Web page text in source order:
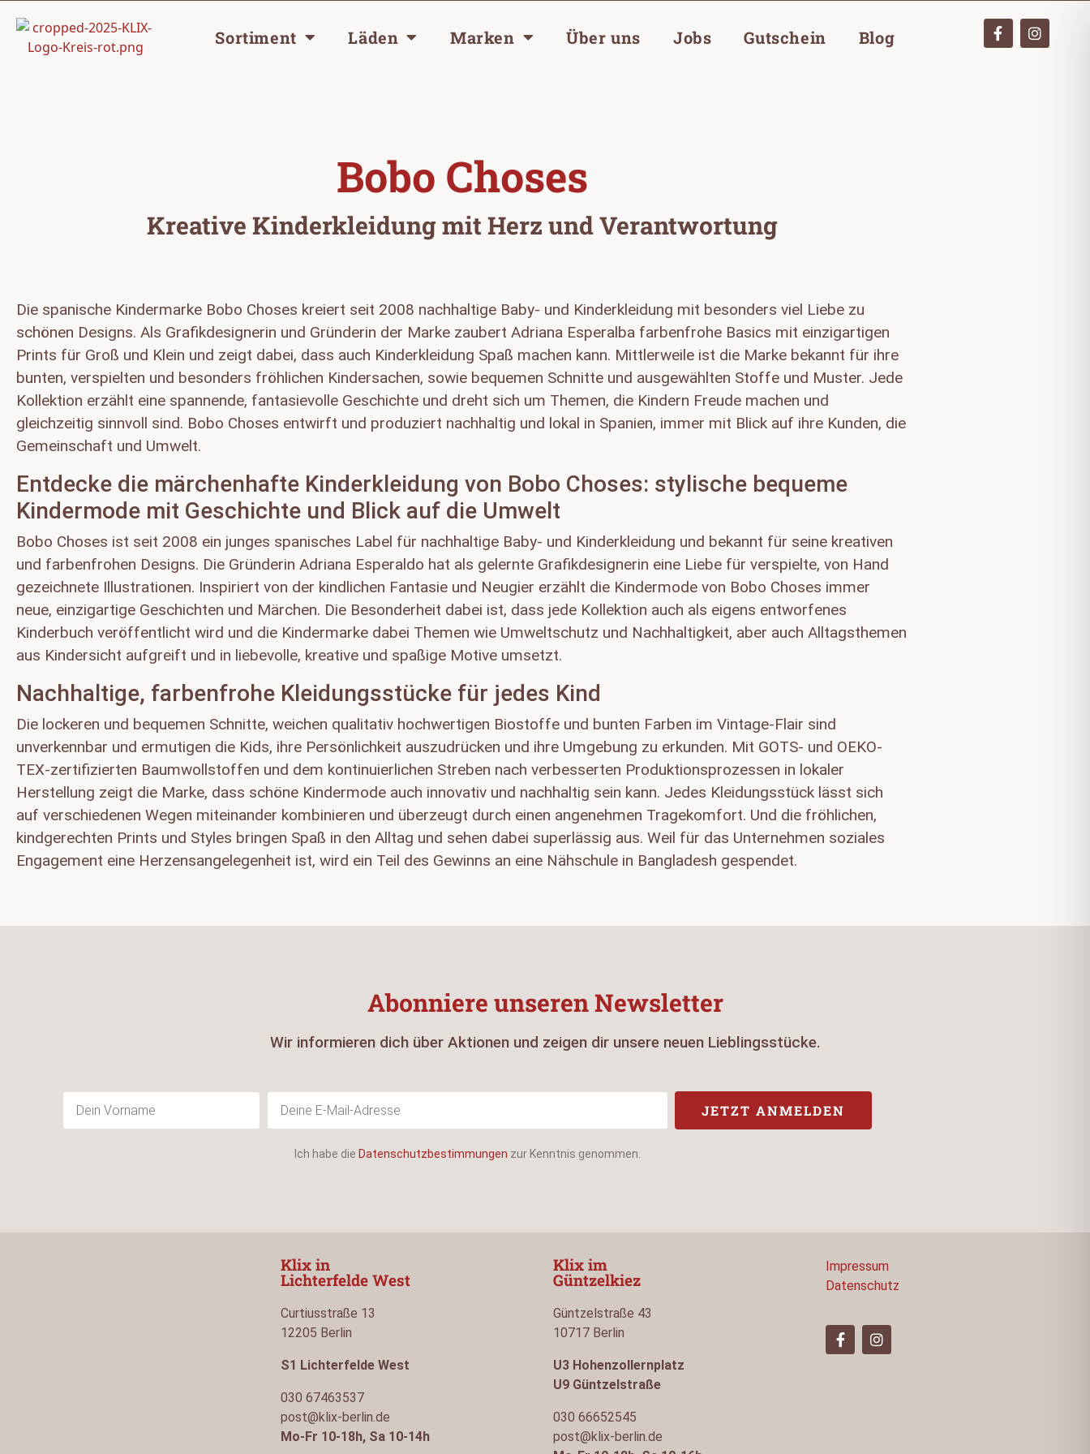
Sortiment Läden Marken Über uns Jobs Gutschein Blog
Bobo Choses
Kreative Kinderkleidung mit Herz und Verantwortung
Die spanische Kindermarke Bobo Choses kreiert seit 2008 nachhaltige Baby- und Kinderkleidung mit besonders viel Liebe zu
schönen Designs. Als Grafikdesignerin und Gründerin der Marke zaubert Adriana Esperalba farbenfrohe Basics mit einzigartigen
Prints für Groß und Klein und zeigt dabei, dass auch Kinderkleidung Spaß machen kann. Mittlerweile ist die Marke bekannt für ihre
bunten, verspielten und besonders fröhlichen Kindersachen, sowie bequemen Schnitte und ausgewählten Stoffe und Muster. Jede
Kollektion erzählt eine spannende, fantasievolle Geschichte und dreht sich um Themen, die Kindern Freude machen und
gleichzeitig sinnvoll sind. Bobo Choses entwirft und produziert nachhaltig und lokal in Spanien, immer mit Blick auf ihre Kunden, die
Gemeinschaft und Umwelt.
Entdecke die märchenhafte Kinderkleidung von Bobo Choses: stylische bequeme
Kindermode mit Geschichte und Blick auf die Umwelt
Bobo Choses ist seit 2008 ein junges spanisches Label für nachhaltige Baby- und Kinderkleidung und bekannt für seine kreativen
und farbenfrohen Designs. Die Gründerin Adriana Esperaldo hat als gelernte Grafikdesignerin eine Liebe für verspielte, von Hand
gezeichnete Illustrationen. Inspiriert von der kindlichen Fantasie und Neugier erzählt die Kindermode von Bobo Choses immer
neue, einzigartige Geschichten und Märchen. Die Besonderheit dabei ist, dass jede Kollektion auch als eigens entworfenes
Kinderbuch veröffentlicht wird und die Kindermarke dabei Themen wie Umweltschutz und Nachhaltigkeit, aber auch Alltagsthemen
aus Kindersicht aufgreift und in liebevolle, kreative und spaßige Motive umsetzt.
Nachhaltige, farbenfrohe Kleidungsstücke für jedes Kind
Die lockeren und bequemen Schnitte, weichen qualitativ hochwertigen Biostoffe und bunten Farben im Vintage-Flair sind
unverkennbar und ermutigen die Kids, ihre Persönlichkeit auszudrücken und ihre Umgebung zu erkunden. Mit GOTS- und OEKO-
TEX-zertifizierten Baumwollstoffen und dem kontinuierlichen Streben nach verbesserten Produktionsprozessen in lokaler
Herstellung zeigt die Marke, dass schöne Kindermode auch innovativ und nachhaltig sein kann. Jedes Kleidungsstück lässt sich
auf verschiedenen Wegen miteinander kombinieren und überzeugt durch einen angenehmen Tragekomfort. Und die fröhlichen,
kindgerechten Prints und Styles bringen Spaß in den Alltag und sehen dabei superlässig aus. Weil für das Unternehmen soziales
Engagement eine Herzensangelegenheit ist, wird ein Teil des Gewinns an eine Nähschule in Bangladesh gespendet.
Abonniere unseren Newsletter
Wir informieren dich über Aktionen und zeigen dir unsere neuen Lieblingsstücke.
JETZT ANMELDEN
Ich habe die Datenschutzbestimmungen zur Kenntnis genommen.
Klix in
Lichterfelde West
Curtiusstraße 13
12205 Berlin
S1 Lichterfelde West
030 67463537
post@klix-berlin.de
Mo-Fr 10-18h, Sa 10-14h
Klix im
Güntzelkiez
Güntzelstraße 43
10717 Berlin
U3 Hohenzollernplatz
U9 Güntzelstraße
030 66652545
post@klix-berlin.de
Impressum
Datenschutz